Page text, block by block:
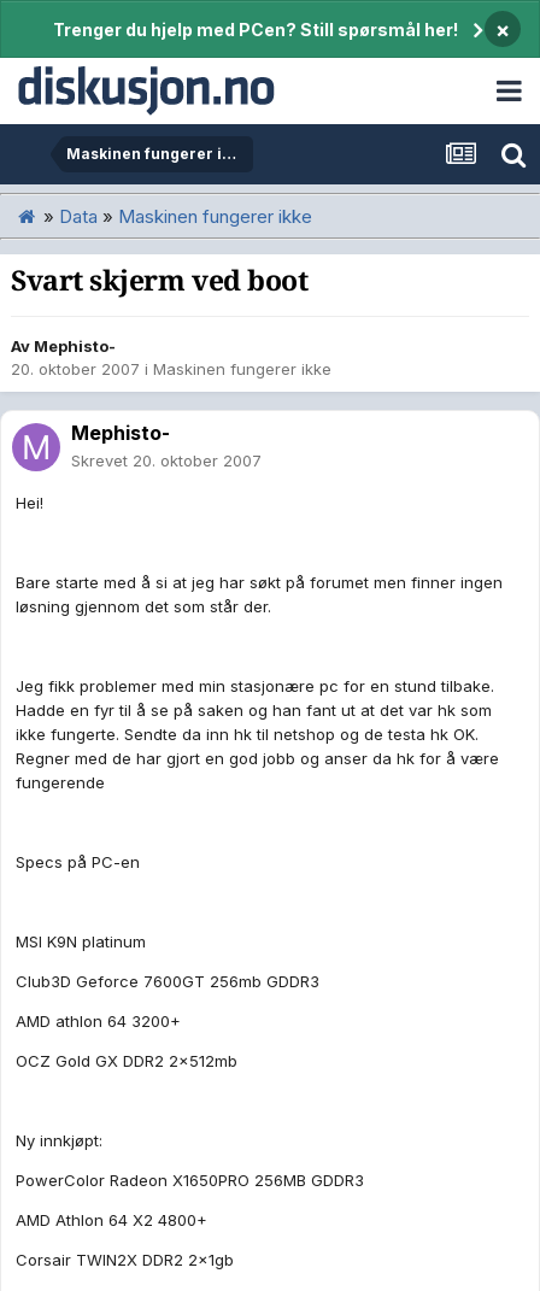
Trenger du hjelp med PCen? Still spørsmål her! ×
Maskinen fungerer ikke
» Data » Maskinen fungerer ikke
Svart skjerm ved boot
Av Mephisto-
20. oktober 2007 i Maskinen fungerer ikke
Mephisto-
Skrevet 20. oktober 2007
Hei!
Bare starte med å si at jeg har søkt på forumet men finner ingen
løsning gjennom det som står der.
Jeg fikk problemer med min stasjonære pc for en stund tilbake.
Hadde en fyr til å se på saken og han fant ut at det var hk som
ikke fungerte. Sendte da inn hk til netshop og de testa hk OK.
Regner med de har gjort en god jobb og anser da hk for å være
fungerende
Specs på PC-en
MSI K9N platinum
Club3D Geforce 7600GT 256mb GDDR3
AMD athlon 64 3200+
OCZ Gold GX DDR2 2x512mb
Ny innkjøpt:
PowerColor Radeon X1650PRO 256MB GDDR3
AMD Athlon 64 X2 4800+
Corsair TWIN2X DDR2 2x1gb